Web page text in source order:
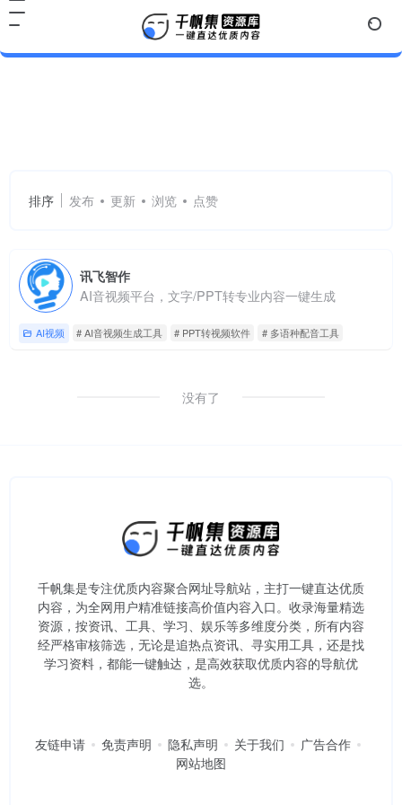
排序 发布 更新 浏览 点赞
讯飞智作
AI音视频平台，文字/PPT转专业内容一键生成
AI视频 # AI音视频生成工具 # PPT转视频软件 # 多语种配音工具
没有了
千帆集是专注优质内容聚合网址导航站，主打一键直达优质
内容，为全网用户精准链接高价值内容入口。​收录海量精选
资源，按资讯、工具、学习、娱乐等多维度分类，所有内容
经严格审核筛选，无论是追热点资讯、寻实用工具，还是找
学习资料，都能一键触达，是高效获取优质内容的导航优
选。
友链申请 免责声明 隐私声明 关于我们
广告合作
网站地图